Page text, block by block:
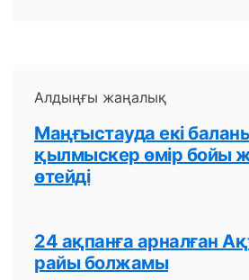
Алдыңғы жаңалық
Маңғыстауда екі
қылмыскер өмір бойы
өтейді
24 ақпанға арналған
райы болжамы